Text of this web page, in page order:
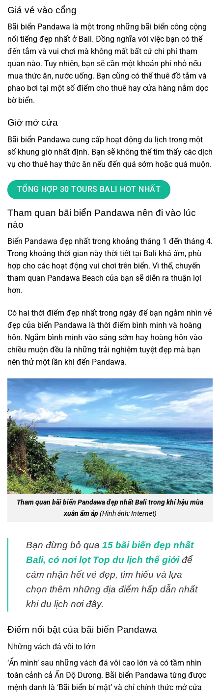
Giá vé vào cổng
Bãi biển Pandawa là một trong những bãi biển công cộng
nổi tiếng đẹp nhất ở Bali. Đồng nghĩa với việc bạn có thể
đến tắm và vui chơi mà không mất bất cứ chi phí tham
quan nào. Tuy nhiên, bạn sẽ cần một khoản phí nhỏ nếu
mua thức ăn, nước uống. Bạn cũng có thể thuê đồ tắm và
phao bơi tại một số điểm cho thuê hay cửa hàng nằm dọc
bờ biển.
Giờ mở cửa
Bãi biển Pandawa cung cấp hoạt động du lịch trong một
số khung giờ nhất định. Bạn sẽ không thể tìm thấy các dịch
vụ cho thuê hay thức ăn nếu đến quá sớm hoặc quá muộn.
TỔNG HỢP 30 TOURS BALI HOT NHẤT
Tham quan bãi biển Pandawa nên đi vào lúc
nào
Biển Pandawa đẹp nhất trong khoảng tháng 1 đến tháng 4.
Trong khoảng thời gian này thời tiết tại Bali khá ấm, phù
hợp cho các hoạt động vui chơi trên biển. Vì thế, chuyến
tham quan Pandawa Beach của bạn sẽ diễn ra thuận lợi
hơn.
Có hai thời điểm đẹp nhất trong ngày để bạn ngắm nhìn vẻ
đẹp của biển Pandawa là thời điểm bình minh và hoàng
hôn. Ngắm bình minh vào sáng sớm hay hoàng hôn vào
chiều muộn đều là những trải nghiệm tuyệt đẹp mà bạn
nên thử một lần khi đến Pandawa.
Tham quan bãi biển Pandawa đẹp nhất Bali trong khí hậu mùa
xuân ấm áp(Hình ảnh: Internet)
Bạn đừng bỏ qua 15 bãi biển đẹp nhất
Bali, có nơi lọt Top du lịch thế giớiđể
cảm nhận hết vẻ đẹp, tìm hiểu và lựa
chọn thêm những địa điểm hấp dẫn nhất
khi du lịch nơi đây.
Điểm nổi bật của bãi biển Pandawa
Những vách đá vôi to lớn
‘Ẩn mình’ sau những vách đá vôi cao lớn và có tầm nhìn
toàn cảnh cả Ấn Độ Dương. Bãi biển Pandawa từng được
mệnh danh là ‘Bãi biển bí mật’ và chỉ chính thức mở cửa